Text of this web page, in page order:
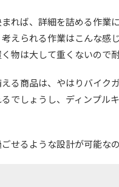
れば、詳細を詰める作業
えられる作業はこんな感
物は大して重くないので
る商品は、やはりバイク
でしょうし、ディンプル
せるような設計が可能な